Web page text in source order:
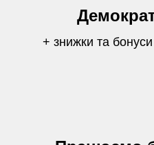
+ знижки та